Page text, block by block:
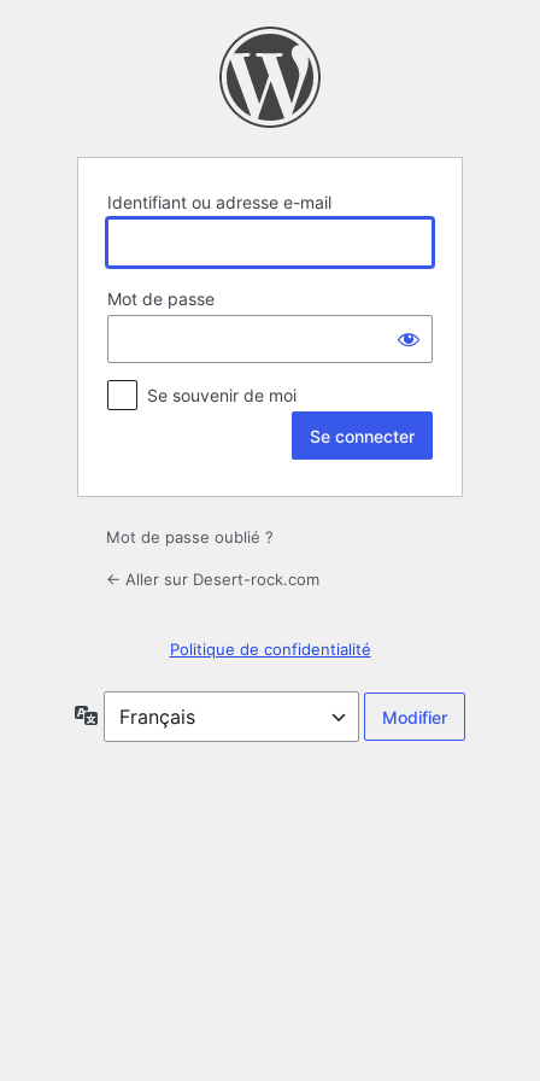
Identifiant ou adresse e-mail
Mot de passe
Se souvenir de moi
Mot de passe oublié ?
← Aller sur Desert-rock.com
Politique de confidentialité
Langue